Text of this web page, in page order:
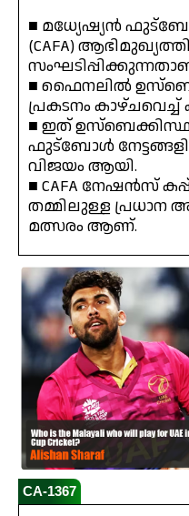
■ മധ്യേഷ്യൻ
(CAFA)
■ ഫൈനലിൽ
പ്രകടനം കാഴ്ചവെച്ച്
■ ഇത്
ഫുട്ബോൾ
വിജയം ആയി.
■ CAFA നേഷൻസ്
തമ്മിലുള്ള പ്രധാന
മത്സരം ആണ്.
CA-1367